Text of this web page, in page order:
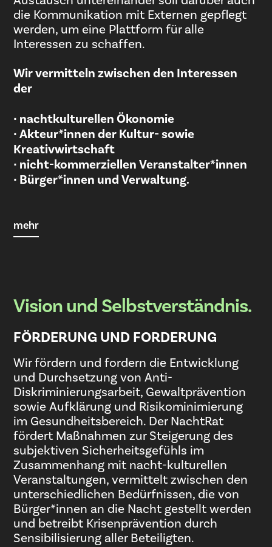
die Kommunikation mit Externen gepflegt
werden, um eine Plattform für alle
Interessen zu schaffen.
Wir vermitteln zwischen den Interessen
der
∙ nachtkulturellen Ökonomie
∙ Akteur*innen der Kultur- sowie
Kreativwirtschaft
∙ nicht-kommerziellen Veranstalter*innen
∙ Bürger*innen und Verwaltung.
mehr
Vision und Selbstverständnis.
FÖRDERUNG UND FORDERUNG
Wir fördern und fordern die Entwicklung
und Durchsetzung von Anti-
Diskriminierungsarbeit, Gewaltprävention
sowie Aufklärung und Risikominimierung
im Gesundheitsbereich. Der NachtRat
fördert Maßnahmen zur Steigerung des
subjektiven Sicherheitsgefühls im
Zusammenhang mit nacht-kulturellen
Veranstaltungen, vermittelt zwischen den
unterschiedlichen Bedürfnissen, die von
Bürger*innen an die Nacht gestellt werden
und betreibt Krisenprävention durch
Sensibilisierung aller Beteiligten.